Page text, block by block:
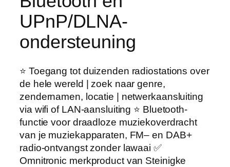
UPnP/DLNA-
ondersteuning
⭐️ Toegang tot duizenden radiostations over
de hele wereld | zoek naar genre,
zendernamen, locatie | netwerkaansluiting
via wifi of LAN-aansluiting ⭐️ Bluetooth-
functie voor draadloze muziekoverdracht
van je muziekapparaten, FM– en DAB+
radio-ontvangst zonder lawaai ✅
Omnitronic merkproduct van Steinigke